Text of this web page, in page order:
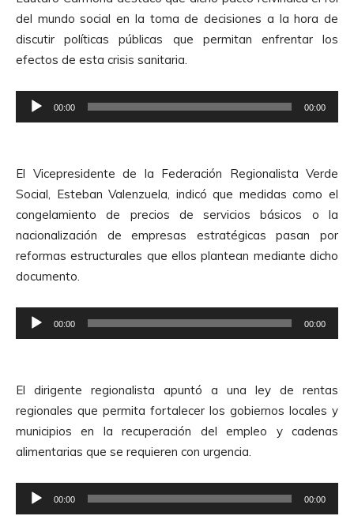
A
u
d
o
d
u
c
t
e
A
u
d
i
o
del mundo social en la toma de decisiones a la hora de
discutir políticas públicas que permitan enfrentar los
efectos de esta crisis sanitaria.
e
o
d
u
c
t
o
r
u
d
i
o
00:00 00:00
El Vicepresidente de la Federación Regionalista Verde
Social, Esteban Valenzuela, indicó que medidas como el
congelamiento de precios de servicios básicos o la
nacionalización de empresas estratégicas pasan por
reformas estructurales que ellos plantean mediante dicho
documento.
e
o
d
u
c
t
00:00 00:00
El dirigente regionalista apuntó a una ley de rentas
regionales que permita fortalecer los gobiernos locales y
municipios en la recuperación del empleo y cadenas
alimentarias que se requieren con urgencia.
e
00:00 00:00